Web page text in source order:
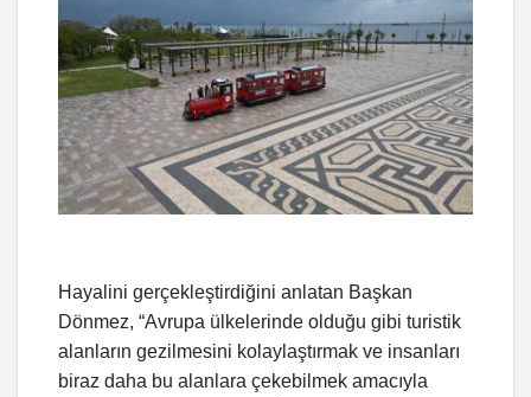
Hayalini gerçekleştirdiğini anlatan Başkan
Dönmez, “Avrupa ülkelerinde olduğu gibi turistik
alanların gezilmesini kolaylaştırmak ve insanları
biraz daha bu alanlara çekebilmek amacıyla